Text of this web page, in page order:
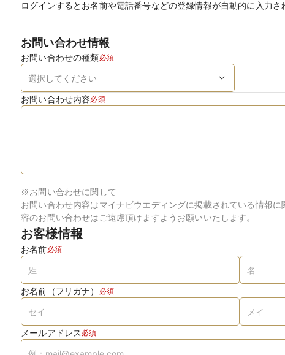
ログインするとお名前や電話番号などの登録情報が自動的に入力さ
お問い合わせ情報
お問い合わせの種類必須
お問い合わせ内容必須
※お問い合わせに関して
お問い合わせ内容はマイナビウエディングに掲載されている情報
容のお問い合わせはご遠慮頂けますようお願いいたします。
お客様情報
お名前必須
お名前（フリガナ） 必須
メールアドレス 必須